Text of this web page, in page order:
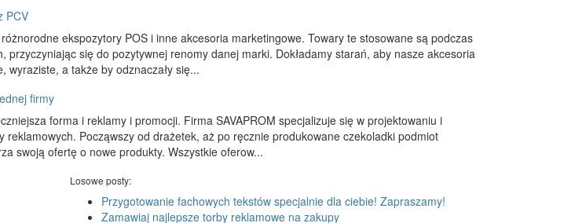
PCV
ekspozytory POS i inne akcesoria marketingowe. Towary te stosowane są podczas
przyczyniając się do pozytywnej renomy danej marki. Dokładamy starań, aby nasze akcesoria
wyraziste, a także by odznaczały się...
firmy
forma i reklamy i promocji. Firma SAVAPROM specjalizuje się w projektowaniu i
reklamowych. Począwszy od drażetek, aż po ręcznie produkowane czekoladki podmiot
swoją ofertę o nowe produkty. Wszystkie oferow...
Losowe posty:
Przygotowanie fachowych tekstów specjalnie dla ciebie! Zapraszamy!
Zamawiaj najlepsze torby reklamowe na zakupy